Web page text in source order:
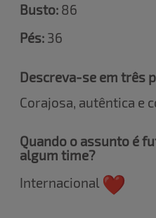
Busto: 86
Pés: 36
Descreva-se em três
Corajosa, autêntica e
Quando o assunto é
algum time?
Internacional